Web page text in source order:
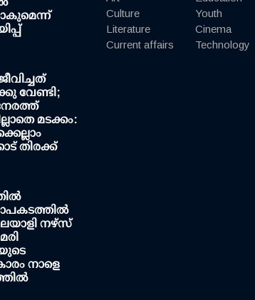
വേണ്ടി;
മടക്കം:
തിരക്ക്
നഴ്സ്
നാളെ
Culture
Literature
Current affairs
Youth
Cinema
Technology